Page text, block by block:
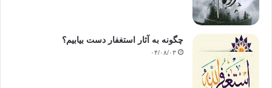
چگونه به آثار استغفار دست بیابیم؟
۰۴/۰۸/۰۳